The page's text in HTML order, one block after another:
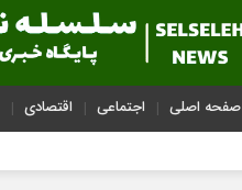
صفحه اصلی اجتماعی اقتصادی